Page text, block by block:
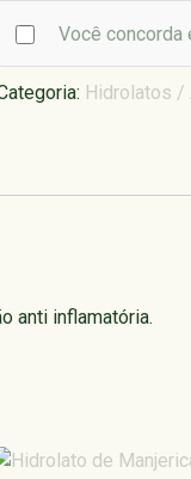
Você concorda
Hidrolatos /
anti inflamatória.